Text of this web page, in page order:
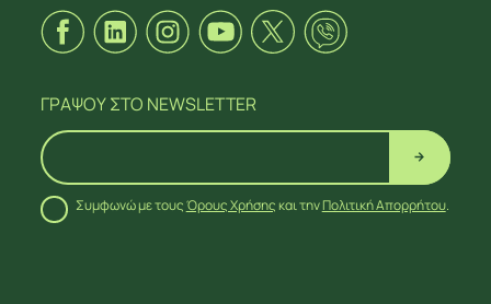
ΑΚΟΛΟΥΘΗΣΕ ΜΕΣΤΑ SOCIAL MEDIA
ΓΡΑΨΟΥΣΤΟ NEWSLETTER
Συμφωνώ με τουςΌρους Χρήσηςκαι τηνΠολιτική Απορρήτου.